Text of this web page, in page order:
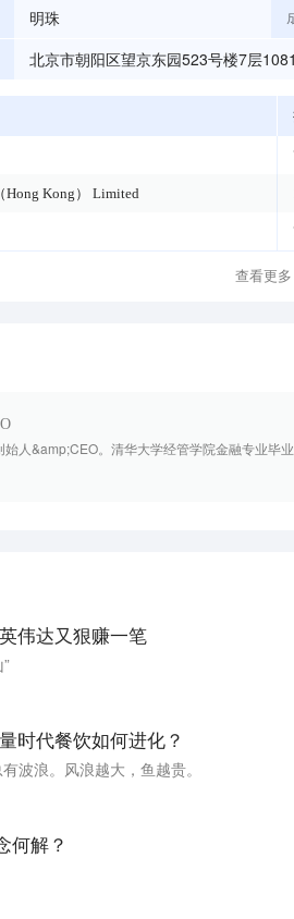
明珠
北京市朝阳区望京东园523号楼7层
Hong Kong） Limited
查看更多
始人&amp;CEO。清华大学经管学院金融专业毕
伟达又狠赚一笔
时代餐饮如何进化？
波浪。风浪越大，鱼越贵。
何解？